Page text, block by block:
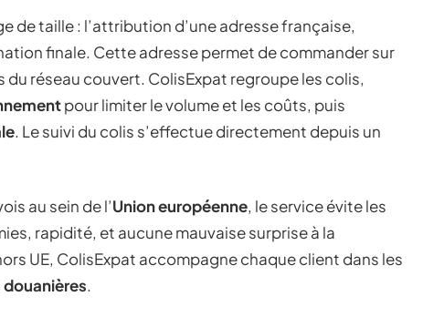
de taille : l’attribution d’une adresse française,
finale. Cette adresse permet de commander sur
du réseau couvert. ColisExpat regroupe les colis,
pour limiter le volume et les coûts, puis
. Le suivi du colis s’effectue directement depuis un
au sein de l’Union européenne, le service évite les
rapidité, et aucune mauvaise surprise à la
UE, ColisExpat accompagne chaque client dans les
.